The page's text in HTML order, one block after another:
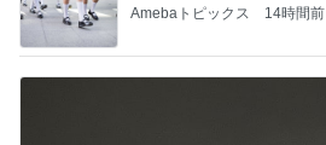
Amebaトピックス 14時間前